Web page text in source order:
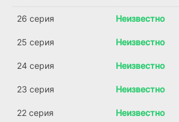
26 серия Неизвестно
25 серия Неизвестно
24 серия Неизвестно
23 серия Неизвестно
22 серия Неизвестно